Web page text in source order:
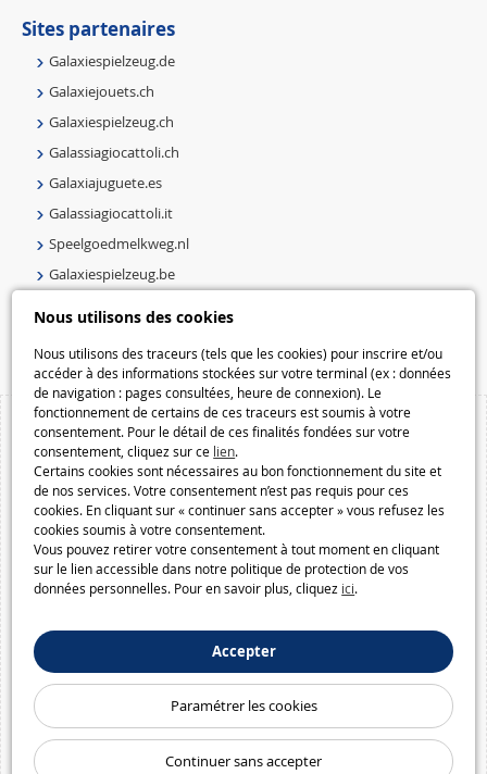
Nous utilisons des cookies
Nous utilisons des traceurs (tels que les cookies) pour inscrire et/ou
accéder à des informations stockées sur votre terminal (ex : données
de navigation : pages consultées, heure de connexion). Le
fonctionnement de certains de ces traceurs est soumis à votre
consentement. Pour le détail de ces finalités fondées sur votre
consentement, cliquez sur ce lien.
Certains cookies sont nécessaires au bon fonctionnement du site et
de nos services. Votre consentement n’est pas requis pour ces
cookies. En cliquant sur « continuer sans accepter » vous refusez les
cookies soumis à votre consentement.
Vous pouvez retirer votre consentement à tout moment en cliquant
sur le lien accessible dans notre politique de protection de vos
données personnelles. Pour en savoir plus, cliquez ici.
Accepter
Paramétrer les cookies
Continuer sans accepter
Sites partenaires
Galaxiespielzeug.de
Galaxiejouets.ch
Galaxiespielzeug.ch
Galassiagiocattoli.ch
Galaxiajuguete.es
Galassiagiocattoli.it
Speelgoedmelkweg.nl
Galaxiespielzeug.be